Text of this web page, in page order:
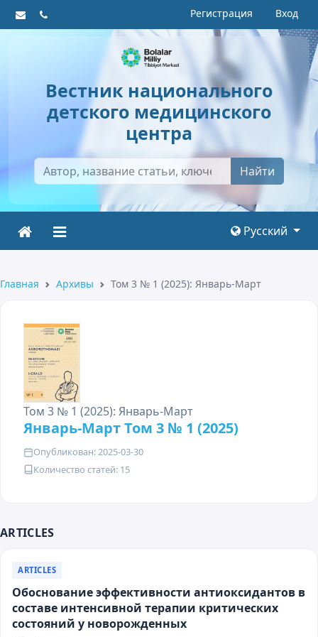
Регистрация Вход
Вестник национального
детского медицинского
центра
Найти
Русский
Главная Архивы Том 3 № 1 (2025): Январь-Март
Том 3 № 1 (2025): Январь-Март
Январь-Март Том 3 № 1 (2025)
Опубликован: 2025-03-30
Количество статей: 15
ARTICLES
ARTICLES
Обоснование эффективности антиоксидантов в
составе интенсивной терапии критических
состояний у новорожденных